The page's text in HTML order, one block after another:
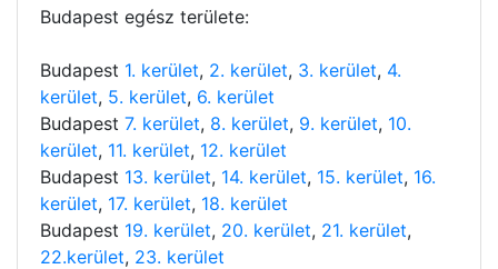
Budapest egész területe:
Budapest 1. kerület, 2. kerület, 3. kerület, 4.
kerület, 5. kerület, 6. kerület
Budapest 7. kerület, 8. kerület, 9. kerület, 10.
kerület, 11. kerület, 12. kerület
Budapest 13. kerület, 14. kerület, 15. kerület, 16.
kerület, 17. kerület, 18. kerület
Budapest 19. kerület, 20. kerület, 21. kerület,
22.kerület, 23. kerület